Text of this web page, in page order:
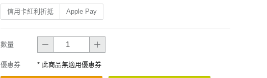
信用卡紅利折抵 Apple Pay
數量
優惠券 * 此商品無適用優惠券